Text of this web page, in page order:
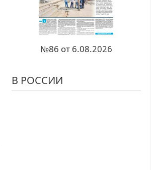
№86 от 6.08.2026
В РОССИИ